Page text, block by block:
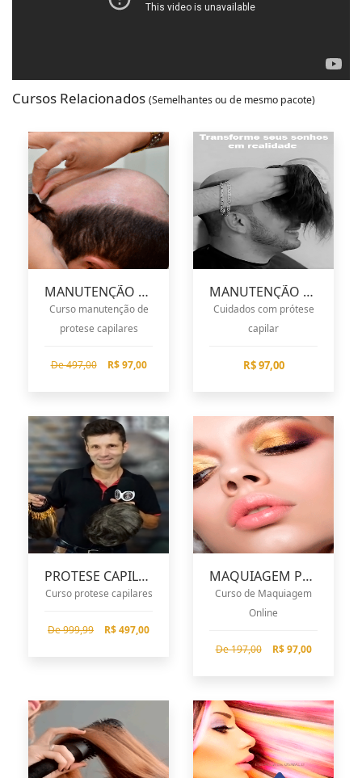
Cursos Relacionados (Semelhantes ou de mesmo pacote)
MANUTENÇÃO PROTESE CAPILARE
Curso manutenção de
protese capilares
De 497,00 R$ 97,00
MANUTENÇÃO PROTESE CLIENTE
Cuidados com prótese
capilar
R$ 97,00
PROTESE CAPILARES
Curso protese capilares
De 999,99 R$ 497,00
MAQUIAGEM PROFISSIONAL
Curso de Maquiagem
Online
De 197,00 R$ 97,00